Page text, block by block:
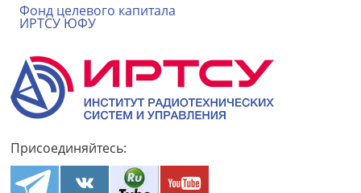
Фонд целевого капитала
ИРТСУ ЮФУ
Присоединяйтесь: